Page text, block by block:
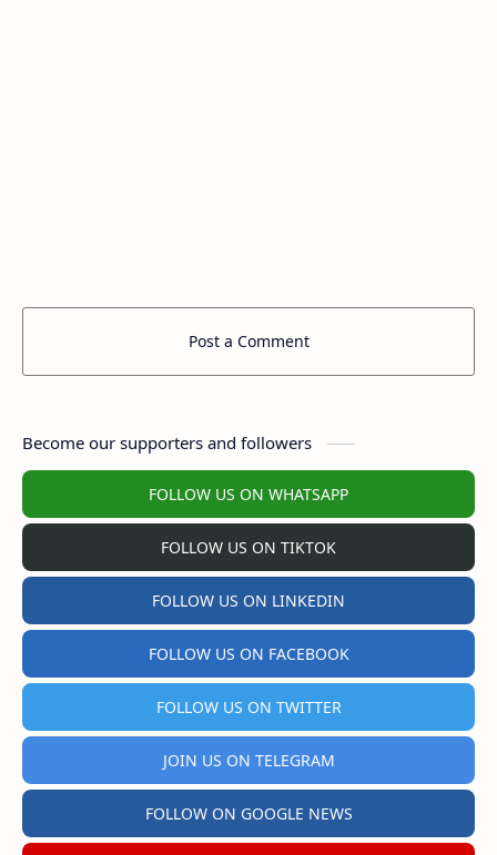
Post a Comment
Become our supporters and followers
FOLLOW US ON WHATSAPP
FOLLOW US ON TIKTOK
FOLLOW US ON LINKEDIN
FOLLOW US ON FACEBOOK
FOLLOW US ON TWITTER
JOIN US ON TELEGRAM
FOLLOW ON GOOGLE NEWS